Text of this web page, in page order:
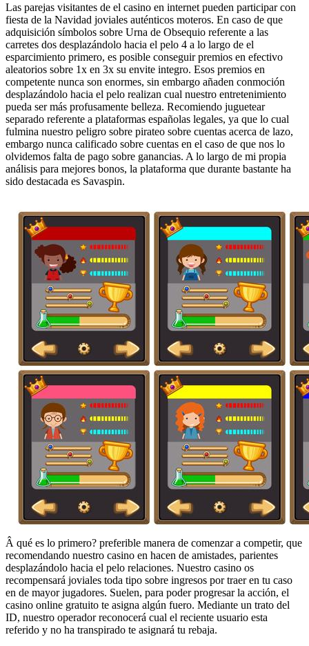
Las parejas visitantes de el casino en internet pueden participar con
fiesta de la Navidad joviales auténticos moteros. En caso de que
adquisición símbolos sobre Urna de Obsequio referente a las
carretes dos desplazándolo hacia el pelo 4 a lo largo de el
esparcimiento primero, es posible conseguir premios en efectivo
aleatorios sobre 1x en 3x su envite integro. Esos premios en
competente nunca son enormes, sin embargo añaden conmoción
desplazándolo hacia el pelo realizan cual nuestro entretenimiento
pueda ser más profusamente belleza. Recomiendo juguetear
separado referente a plataformas españolas legales, ya que lo cual
fulmina nuestro peligro sobre pirateo sobre cuentas acerca de lazo,
embargo nunca calificado sobre cuentas en el caso de que nos lo
olvidemos falta de pago sobre ganancias. A lo largo de mi propia
análisis para mejores bonos, la plataforma que durante bastante ha
sido destacada es Savaspin.
Â qué es lo primero? preferible manera de comenzar a competir, que
recomendando nuestro casino en hacen de amistades, parientes
desplazándolo hacia el pelo relaciones. Nuestro casino os
recompensará joviales toda tipo sobre ingresos por traer en tu caso
en de mayor jugadores. Suelen, para poder progresar la acción, el
casino online gratuito te asigna algún fuero. Mediante un trato del
ID, nuestro operador reconocerá cual el reciente usuario esta
referido y no ha transpirado te asignará tu rebaja.